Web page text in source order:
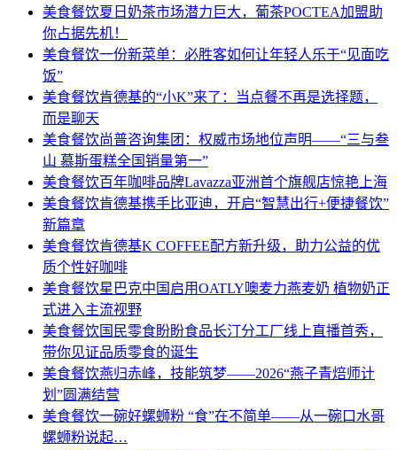
美食餐饮夏日奶茶市场潜力巨大，葡茶POCTEA加盟助
你占据先机！
美食餐饮一份新菜单：必胜客如何让年轻人乐于“见面吃
饭”
美食餐饮肯德基的“小K”来了：当点餐不再是选择题，
而是聊天
美食餐饮尚普咨询集团：权威市场地位声明——“三与叁
山 慕斯蛋糕全国销量第一”
美食餐饮百年咖啡品牌Lavazza亚洲首个旗舰店惊艳上海
美食餐饮肯德基携手比亚迪，开启“智慧出行+便捷餐饮”
新篇章
美食餐饮肯德基K COFFEE配方新升级，助力公益的优
质个性好咖啡
美食餐饮星巴克中国启用OATLY噢麦力燕麦奶 植物奶正
式进入主流视野
美食餐饮 国民零食盼盼食品长汀分工厂线上直播首秀，
带你见证品质零食的诞生
美食餐饮燕归赤峰，技能筑梦——2026“燕子青焙师计
划”圆满结营
美食餐饮一碗好螺蛳粉 “食”在不简单——从一碗口水哥
螺蛳粉说起…